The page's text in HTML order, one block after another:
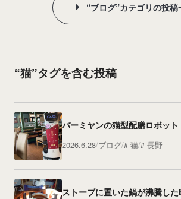
“ブログ”カテゴリの投稿
“猫”タグを含む投稿
バーミヤンの猫型配膳ロボット
2026.6.28 ブログ 猫 長野
ストーブに置いた鍋が沸騰し